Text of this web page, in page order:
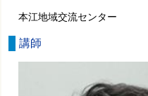
本江地域交流センター
講師